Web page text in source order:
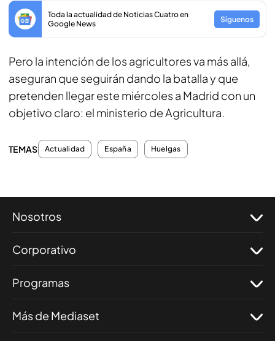
Toda la actualidad de Noticias Cuatro en
Google News
Síguenos
Pero la intención de los agricultores va más allá,
aseguran que seguirán dando la batalla y que
pretenden llegar este miércoles a Madrid con un
objetivo claro: el ministerio de Agricultura.
TEMAS Actualidad España Huelgas
Nosotros
Corporativo
Programas
Más de Mediaset